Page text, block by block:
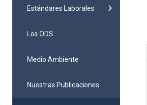
Estándares Laborales
Los ODS
Medio Ambiente
Nuestras Publicaciones